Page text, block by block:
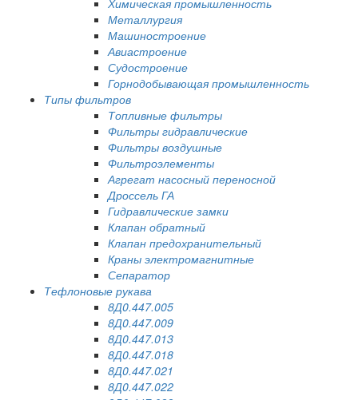
Металлургия
Машиностроение
Авиастроение
Судостроение
Горнодобывающая промышленность
Типы фильтров
Топливные фильтры
Фильтры гидравлические
Фильтры воздушные
Фильтроэлементы
Агрегат насосный переносной
Дроссель ГА
Гидравлические замки
Клапан обратный
Клапан предохранительный
Краны электромагнитные
Сепаратор
Тефлоновые рукава
8Д0.447.005
8Д0.447.009
8Д0.447.013
8Д0.447.018
8Д0.447.021
8Д0.447.022